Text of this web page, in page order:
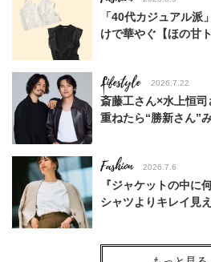
「40代カジュアル派
けで華やぐ【ほの甘
Lifestyle 2026.7.22
斎藤工さん×水上恒
重ねたら“勝新さん”
Fashion 2026.7.6
『ジャケットの中に
シャツよりキレイ見
Fashion